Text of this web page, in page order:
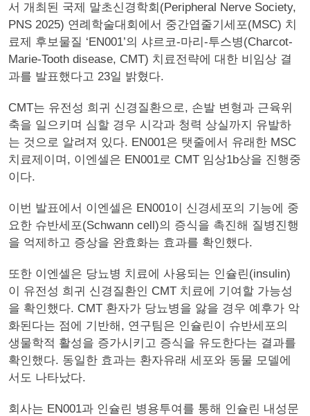
서 개최된 국제 말초신경학회(Peripheral Nerve Society,
PNS 2025) 연례학술대회에서 중간엽줄기세포(MSC) 치
료제 후보물질 ‘EN001’의 샤르코-마리-투스병(Charcot-
Marie-Tooth disease, CMT) 치료전략에 대한 비임상 결
과를 발표했다고 23일 밝혔다.
CMT는 유전성 희귀 신경질환으로, 손발 변형과 근육위
축을 일으키며 심할 경우 시각과 청력 상실까지 유발하
는 것으로 알려져 있다. EN001은 탯줄에서 유래한 MSC
치료제이며, 이엔셀은 EN001로 CMT 임상1b상을 진행중
이다.
이번 발표에서 이엔셀은 EN001이 신경세포의 기능에 중
요한 슈반세포(Schwann cell)의 증식을 촉진해 질병진행
을 억제하고 증상을 완효화는 효과를 확인했다.
또한 이엔셀은 당뇨병 치료에 사용되는 인슐린(insulin)
이 유전성 희귀 신경질환인 CMT 치료에 기여할 가능성
을 확인했다. CMT 환자가 당뇨병을 앓을 경우 예후가 악
화된다는 점에 기반해, 연구팀은 인슐린이 슈반세포의
생물학적 활성을 증가시키고 증식을 유도한다는 결과를
확인했다. 동일한 효과는 환자유래 세포와 동물 모델에
서도 나타났다.
회사는 EN001과 인슐린 병용투여를 통해 인슐린 내성문